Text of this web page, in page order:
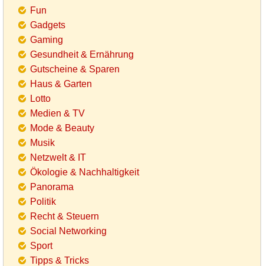
Fun
Gadgets
Gaming
Gesundheit & Ernährung
Gutscheine & Sparen
Haus & Garten
Lotto
Medien & TV
Mode & Beauty
Musik
Netzwelt & IT
Ökologie & Nachhaltigkeit
Panorama
Politik
Recht & Steuern
Social Networking
Sport
Tipps & Tricks